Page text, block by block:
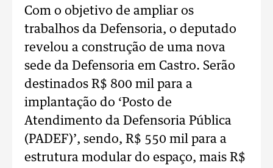
Com o objetivo de ampliar os
trabalhos da Defensoria, o deputado
revelou a construção de uma nova
sede da Defensoria em Castro. Serão
destinados R$ 800 mil para a
implantação do ‘Posto de
Atendimento da Defensoria Pública
(PADEF)’, sendo, R$ 550 mil para a
estrutura modular do espaço, mais R$